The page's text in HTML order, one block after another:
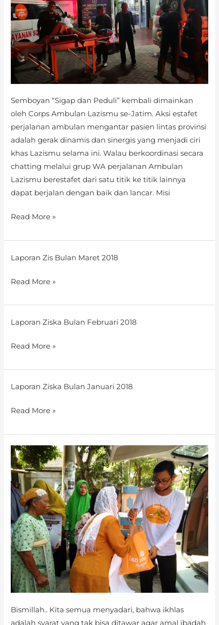
Semboyan “Sigap dan Peduli” kembali dimainkan
oleh Corps Ambulan Lazismu se-Jatim. Aksi estafet
perjalanan ambulan mengantar pasien lintas provinsi
adalah gerak dinamis dan sinergis yang menjadi ciri
khas Lazismu selama ini. Walau berkoordinasi secara
chatting melalui grup WA perjalanan Ambulan
Lazismu berestafet dari satu titik ke titik lainnya
dapat berjalan dengan baik dan lancar. Misi
se-
Jatim
Read More »
Laporan Zis Bulan Maret 2018
Laporan
Bulan
Read More »
Laporan Ziska Bulan Februari 2018
Laporan
Bulan
Read More »
Laporan Ziska Bulan Januari 2018
Laporan
Bulan
Read More »
Bismillah.. Kita semua menyadari, bahwa ikhlas
adalah syarat yang tak bisa ditawar agar amal ibadah
Keutamaan
Ikhlas